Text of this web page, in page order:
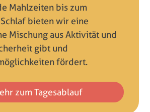
Mahlzeiten bis zum
bieten wir eine
Mischung aus Aktivität und
gibt und
fördert.
zum Tagesablauf